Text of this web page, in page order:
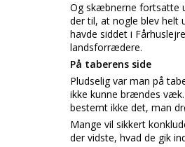
Og skæbnerne fortsatte
der til, at nogle blev helt
havde siddet i
landsforrædere.
På taberens side
Pludselig var man på
ikke kunne brændes
bestemt ikke det, man
Mange vil sikkert
der vidste, hvad de gik